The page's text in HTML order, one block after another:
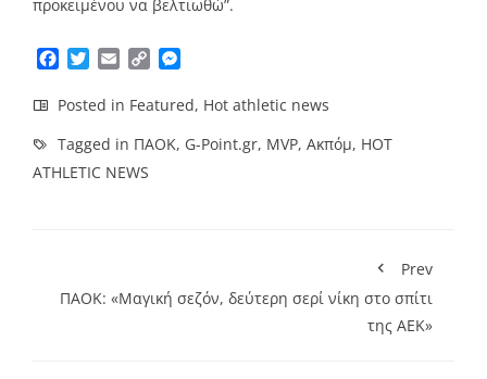
προκειμένου να βελτιωθώ”.
Facebook
TwitterEmailCopy
Posted in Featured, Hot athletic news
Tagged in ΠΑΟΚ, G-Point.gr, MVP, Aκπόμ, HOT
ATHLETIC NEWS
Prev
ΠΑΟΚ: «Μαγική σεζόν, δεύτερη σερί νίκη στο σπίτι
της ΑΕΚ»